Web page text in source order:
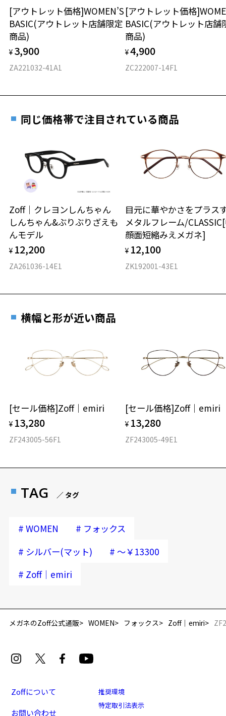
仕上がり寸法
D 仕上がりの横幅：約135mm
E 仕上がりの縦幅：約44mm
5.8g
※着脱式サングラス：デモレンズ、アタッチメント込みの重さ
タイプ
材質
フロント素材：チタン/β-Ti
安心2 視力測定無料
視力の変化を早めに発見するために、定期的な視
力測定をおすすめいたします。
安心3 かかり具合調整無料
す。
オンラインストアでフレームのみ購入して、
実店舗で度付きにできます
ご購入時に「レンズ交換券」をお選びいただくと、実店舗で
度数を測定のうえ、度付きレンズ（標準セットレンズ）へ無
料交換いただけます。
実店舗で度数を測定いただけます
お近くのZoff実店舗にて度数を測定いただけます（無料）。
その際は記入用紙をダウンロードしてお使いください。
ダウンロード
[アウトレット価格]WOMEN’S
BASIC(アウトレット店舗限定
商品)
¥ 3,900
ZA221032-41A1
[アウトレット価格
BASIC(アウトレット店舗
商品)
¥4,900
ZC222007-14F1
同じ価格帯で注目されている商品
Zoff｜クレヨンしんちゃん
しんちゃん&ぶりぶりざえも
んモデル
¥ 12,200
ZA261036-14E1
目元に華やかさをプラス
メタルフレーム/
顔面短縮みえメガネ]
¥ 12,100
ZK192001-43E1
横幅と形が近い商品
[セール価格]Zoff｜emiri
¥ 13,280
ZF243005-56F1
[セール価格]Zoff｜emiri
¥ 13,280
ZF243005-49E1
TAG ／ タグ
# WOMEN # フォックス
# シルバー(マット) # ～￥13300
# Zoff｜emiri
メガネのZoff公式通販 WOMEN フォックス Zoff｜emiri
Zoffについて
お問い合わせ
推奨環境
特定取引法表示